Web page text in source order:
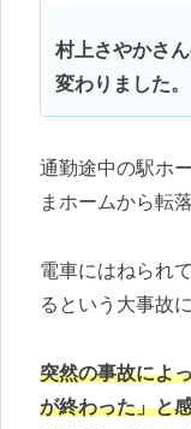
村上さやかさ
変わりました。
通勤途中の駅ホ
まホームから転落
電車にはねられ
るという大事故
突然の事故によ
が終わった」と